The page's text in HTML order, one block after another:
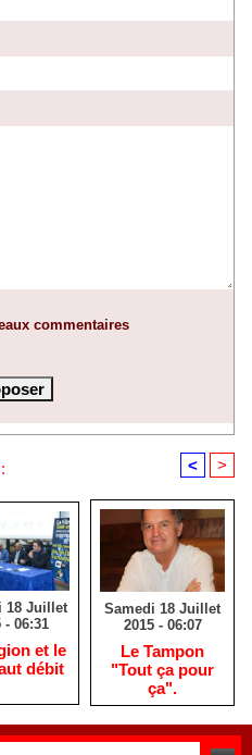
commentaires
< >
18 Juillet
- 06:31
et le
débit
Samedi 18 Juillet
2015 - 06:07
Le Tampon
"Tout ça pour
ça".